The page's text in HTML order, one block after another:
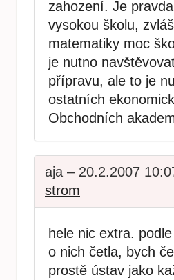
zahození. Je
vysokou školu,
matematiky moc
je nutno
přípravu, ale to je
ostatních
Obchodních
aja – 20.2.2007
strom
hele nic extra.
o nich četla, bych
prostě ústav jako